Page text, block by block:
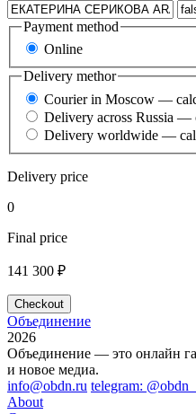
Payment method
Online
Delivery methor
Courier in Moscow —
Delivery across Russia —
Delivery worldwide —
Delivery price
0
Final price
141 300 ₽
Checkout
Объединение
2026
Объединение — это онлайн
и новое медиа.
info@obdn.ru telegram:
About